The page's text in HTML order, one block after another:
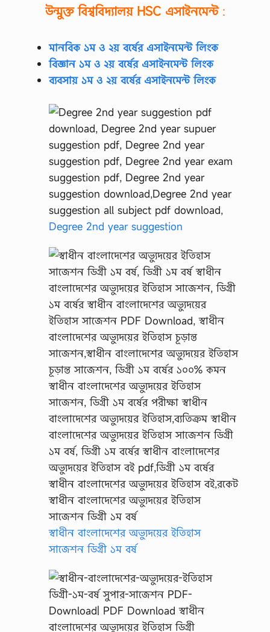
উন্মুক্ত বিশ্ববিদ্যালয় HSC এসাইনমেন্ট:
মানবিক ১ম ও ২য় বর্ষের এসাইনমেন্ট লিংক
বিজ্ঞান ১ম ও ২য় বর্ষের এসাইনমেন্ট লিংক
ব্যবসায় ১ম ও ২য় বর্ষের এসাইনমেন্ট লিংক
Degree 2nd year suggestion
স্বাধীন বাংলাদেশের অভ্যুদয়ের ইতিহাস
সাজেশন ডিগ্রী ১ম বর্ষ